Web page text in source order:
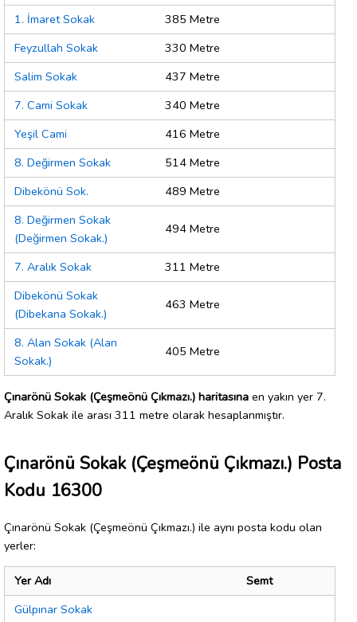
1. İmaret Sokak
385 Metre
Feyzullah Sokak
330 Metre
Salim Sokak
437 Metre
7. Cami Sokak
340 Metre
Yeşil Cami
416 Metre
8. Değirmen Sokak
514 Metre
Dibekönü Sok.
489 Metre
8. Değirmen Sokak
(Değirmen Sokak.)
494 Metre
7. Aralık Sokak
311 Metre
Dibekönü Sokak
(Dibekana Sokak.)
463 Metre
8. Alan Sokak (Alan
Sokak.)
405 Metre
Çınarönü Sokak (Çeşmeönü Çıkmazı.) haritasına en yakın yer 7.
Aralık Sokak ile arası 311 metre olarak hesaplanmıştır.
Çınarönü Sokak (Çeşmeönü Çıkmazı.) Posta
Kodu 16300
Çınarönü Sokak (Çeşmeönü Çıkmazı.) ile aynı posta kodu olan
yerler:
Yer Adı
Semt
Gülpınar Sokak